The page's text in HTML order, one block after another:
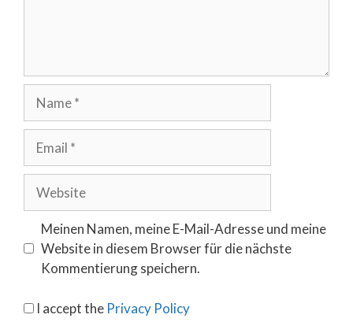
Meinen Namen, meine E-Mail-Adresse und meine
Website in diesem Browser für die nächste
Kommentierung speichern.
I accept the Privacy Policy